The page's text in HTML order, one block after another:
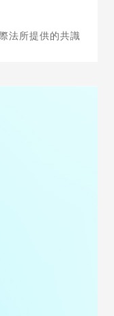
法所提供的共識